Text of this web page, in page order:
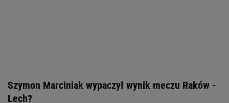
Szymon Marciniak wypaczył wynik meczu Raków -
Lech?